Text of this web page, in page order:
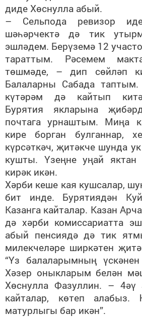
диде Хөснулла абый.
– Сельпода ревизор
шәһәрчектә дә тик
эшләдем. Берүземә 12
тараттым. Рәсемем
төшмәде, – дип сөйләп
Балаларны Сабада
күтәрәм дә кайтып
Бурятия якларына
почтага урнаштым. Миңа
кире борган булганнар,
күрсәткәч, җитәкче шунда
кушты. Үзеңне уңай яктан
кирәк икән.
Хәрби кеше кая кушсалар,
бит инде. Бурятиядән
Казанга кайталар. Казан
дә хәрби комиссариатта
абый пенсиядә дә тик
милекчеләре ширкәтен
“Үз балаларымның
Хәзер оныкларым белән
Хөснулла Фазуллин. –
кайталар, көтеп
матурлыгы бар икән”.